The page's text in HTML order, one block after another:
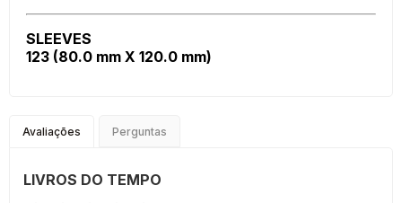
SLEEVES
123 (80.0 mm X 120.0 mm)
Avaliações Perguntas
LIVROS DO TEMPO